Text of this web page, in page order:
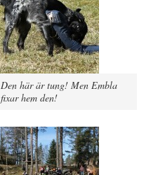
Den här är tung! Men Embla
fixar hem den!